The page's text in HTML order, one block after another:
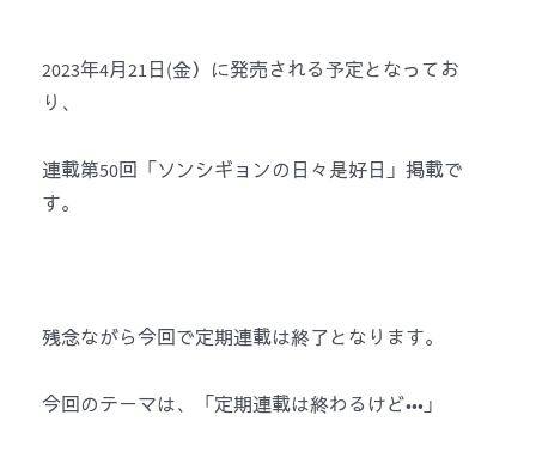
2023年4月21日(金）に発売される予定となってお
り、
連載第50回「ソンシギョンの日々是好日」掲載で
す。
残念ながら今回で定期連載は終了となります。
今回のテーマは、「定期連載は終わるけど•••」